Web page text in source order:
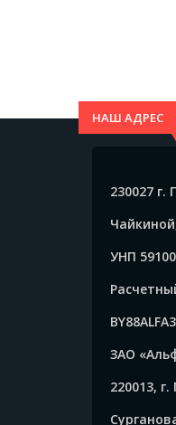
НАШ АДРЕС
230027 г.
УНП
ЗАО
220013,